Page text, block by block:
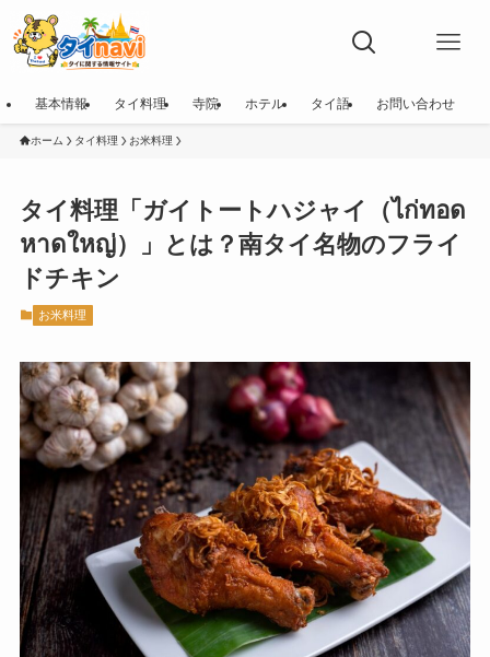
基本情報 タイ料理 寺院 ホテル タイ語 お問い合わせ
ホーム タイ料理 お米料理
タイ料理「ガイトートハジャイ（ไก่ทอด
หาดใหญ่）」とは？南タイ名物のフライ
ドチキン
お米料理